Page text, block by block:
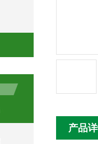
产品